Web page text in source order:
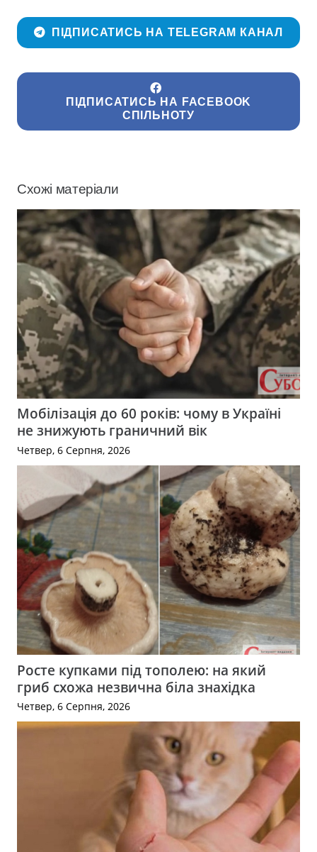
ПІДПИСАТИСЬ НА TELEGRAM КАНАЛ
ПІДПИСАТИСЬ НА FACEBOOK
СПІЛЬНОТУ
Схожі матеріали
Мобілізація до 60 років: чому в Україні
не знижують граничний вік
Четвер, 6 Серпня, 2026
Росте купками під тополею: на який
гриб схожа незвична біла знахідка
Четвер, 6 Серпня, 2026